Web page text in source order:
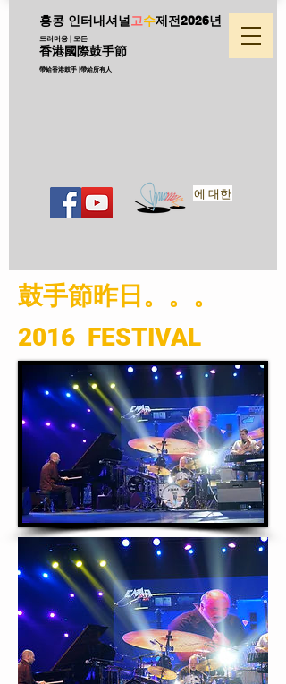
홍콩 인터내셔널 고수제전2026년
드러머용 | 모든
香港國際鼓手節
帶給香港鼓手 |帶給所有人
에 대한
​鼓手節昨日。。。
2016 FESTIVAL